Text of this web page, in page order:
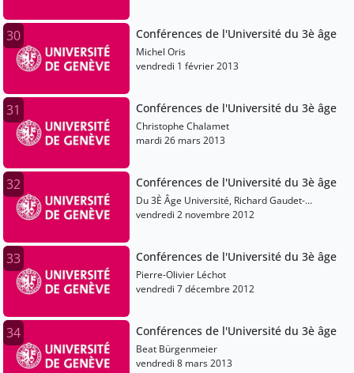
30 Conférences de l'Université du 3è âge
Michel Oris
vendredi 1 février 2013
31 Conférences de l'Université du 3è âge
Christophe Chalamet
mardi 26 mars 2013
32 Conférences de l'Université du 3è âge
Du 3È Âge Université, Richard Gaudet-
Blavignac
vendredi 2 novembre 2012
33 Conférences de l'Université du 3è âge
Pierre-Olivier Léchot
vendredi 7 décembre 2012
34 Conférences de l'Université du 3è âge
Beat Bürgenmeier
vendredi 8 mars 2013